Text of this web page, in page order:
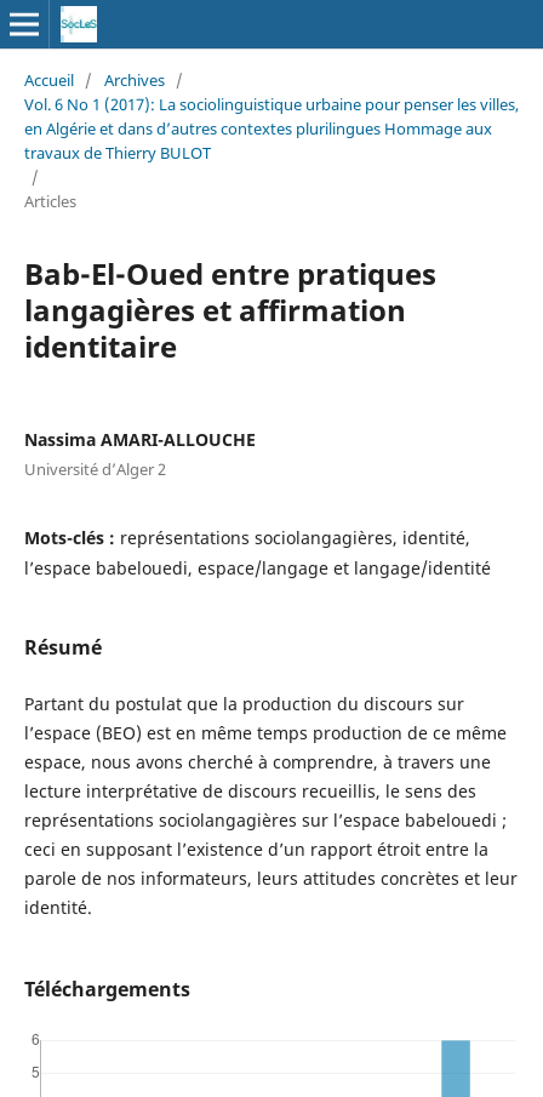
Accueil / Archives /
Vol. 6 No 1 (2017): La sociolinguistique urbaine pour penser les villes,
en Algérie et dans d’autres contextes plurilingues Hommage aux
travaux de Thierry BULOT
/
Articles
Bab-El-Oued entre pratiques
langagières et affirmation
identitaire
Nassima AMARI-ALLOUCHE
Université d’Alger 2
Mots-clés : représentations sociolangagières, identité,
l’espace babelouedi, espace/langage et langage/identité
Résumé
Partant du postulat que la production du discours sur
l’espace (BEO) est en même temps production de ce même
espace, nous avons cherché à comprendre, à travers une
lecture interprétative de discours recueillis, le sens des
représentations sociolangagières sur l’espace babelouedi ;
ceci en supposant l’existence d’un rapport étroit entre la
parole de nos informateurs, leurs attitudes concrètes et leur
identité.
Téléchargements